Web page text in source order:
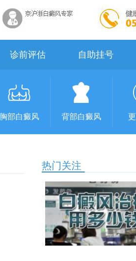
诊前评估 自助挂号
胸部白癜风 背部白癜风
热门关注